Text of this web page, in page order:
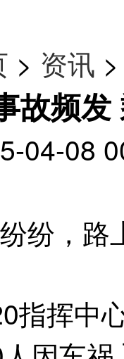
> 资讯 >
故频
04-08
，路
挥中心